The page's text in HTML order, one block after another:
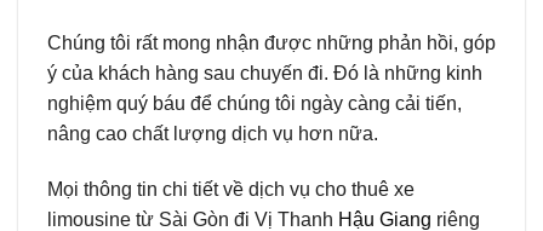
Chúng tôi rất mong nhận được những phản hồi, góp
ý của khách hàng sau chuyến đi. Đó là những kinh
nghiệm quý báu để chúng tôi ngày càng cải tiến,
nâng cao chất lượng dịch vụ hơn nữa.
Mọi thông tin chi tiết về dịch vụ cho thuê xe
limousine từ Sài Gòn đi Vị Thanh Hậu Giang riêng